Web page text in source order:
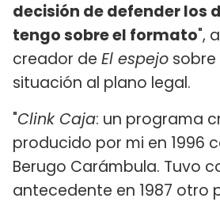
decisión de defender los
tengo sobre el formato",
creador de El espejo sobre
situación al plano legal.
"Clink Caja: un programa
producido por mi en 1996
Berugo Carámbula. Tuvo
antecedente en 1987 otro